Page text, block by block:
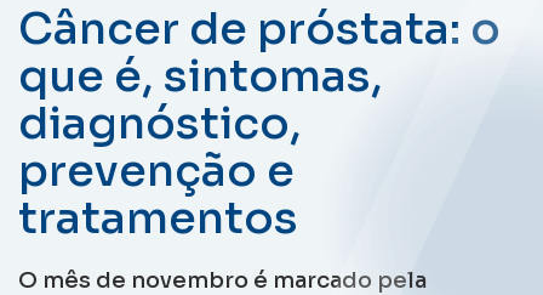
Câncer de próstata: o
que é, sintomas,
diagnóstico,
prevenção e
tratamentos
O mês de novembro é marcado pela